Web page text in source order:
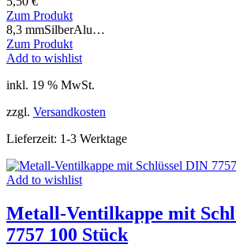
Zum Produkt
8,3 mmSilberAlu…
Zum Produkt
Add to wishlist
inkl. 19 % MwSt.
zzgl. Versandkosten
Lieferzeit: 1-3 Werktage
Add to wishlist
Metall-Ventilkappe mit
7757 100 Stück